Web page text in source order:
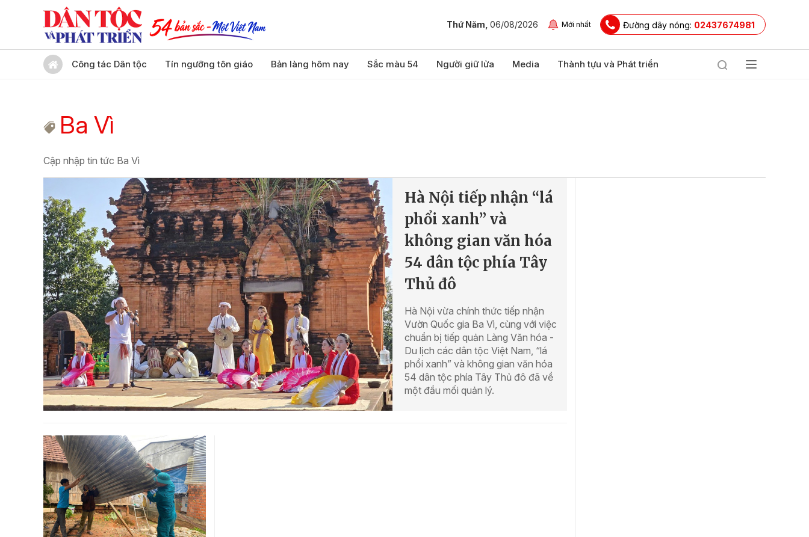
Thứ Năm, 06/08/2026 Mới nhất Đường dây nóng: 02437674981
Công tác Dân tộc Tín ngưỡng tôn giáo Bản làng hôm nay Sắc màu 54 Người giữ lửa Media Thành tựu và Phát triển
Ba Vì
Cập nhập tin tức Ba Vì
Hà Nội tiếp nhận “lá
phổi xanh” và
không gian văn hóa
54 dân tộc phía Tây
Thủ đô
Hà Nội vừa chính thức tiếp nhận
Vườn Quốc gia Ba Vì, cùng với việc
chuẩn bị tiếp quản Làng Văn hóa -
Du lịch các dân tộc Việt Nam, “lá
phổi xanh” và không gian văn hóa
54 dân tộc phía Tây Thủ đô đã về
một đầu mối quản lý.